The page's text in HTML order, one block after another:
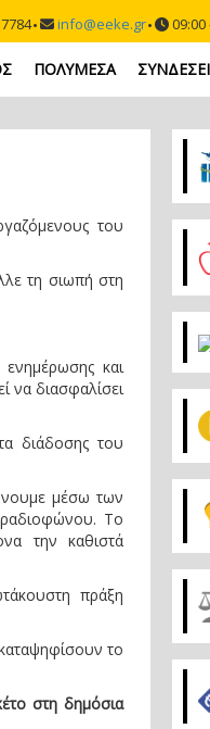
info@eeke.gr 09:00
ΠΟΛΥΜΕΣΑ
του
τη σιωπή στη
ενημέρωσης και
να διασφαλίσει
διάδοσης του
μέσω των
Το
την καθιστά
πράξη
το
στη δημόσια